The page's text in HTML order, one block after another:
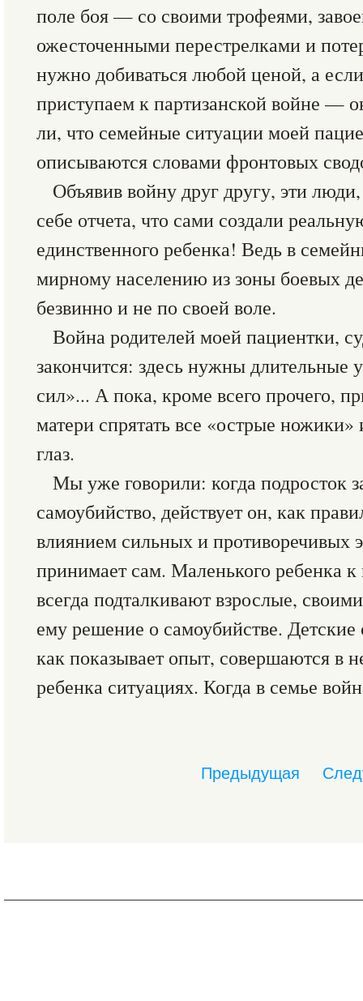
поле боя — со своими трофеями,
ожесточенными перестрелками и
нужно добиваться любой ценой, а
приступаем к партизанской войне —
ли, что семейные ситуации моей
описываются словами фронтовых
Объявив войну друг другу, эти
себе отчета, что сами создали
единственного ребенка! Ведь в
мирному населению из зоны боевых
безвинно и не по своей воле.
Война родителей моей пациентки,
закончится: здесь нужны длительные
сил»... А пока, кроме всего прочего,
матери спрятать все «острые ножики»
глаз.
Мы уже говорили: когда подросток
самоубийство, действует он, как
влиянием сильных и противоречивых
принимает сам. Маленького ребенка
всегда подталкивают взрослые,
ему решение о самоубийстве.
как показывает опыт, совершаются в
ребенка ситуациях. Когда в семье
Предыдущая